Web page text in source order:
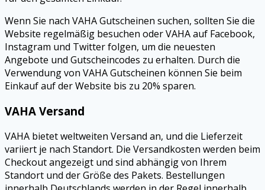
Wenn Sie nach VAHA Gutscheinen suchen, sollten Sie die
Website regelmäßig besuchen oder VAHA auf Facebook,
Instagram und Twitter folgen, um die neuesten
Angebote und Gutscheincodes zu erhalten. Durch die
Verwendung von VAHA Gutscheinen können Sie beim
Einkauf auf der Website bis zu 20% sparen.
VAHA Versand
VAHA bietet weltweiten Versand an, und die Lieferzeit
variiert je nach Standort. Die Versandkosten werden beim
Checkout angezeigt und sind abhängig von Ihrem
Standort und der Größe des Pakets. Bestellungen